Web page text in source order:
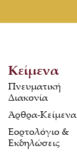
Κείμενα
Πνευματική
Διακονία
Άρθρα-Κείμενα
Εορτολόγιο &
Εκδηλώσεις